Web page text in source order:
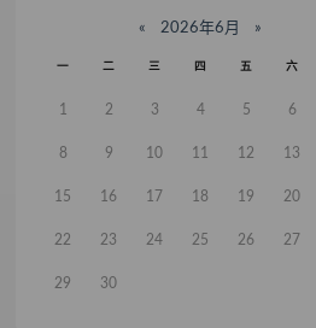
« 2026年6月 »
一 二 三 四 五 六
1 2 3 4 5 6
8 9 10 11 12 13
15 16 17 18 19 20
22 23 24 25 26 27
29 30